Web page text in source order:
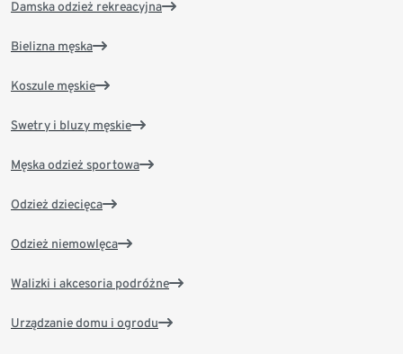
Damska odzież rekreacyjna
Bielizna męska
Koszule męskie
Swetry i bluzy męskie
Męska odzież sportowa
Odzież dziecięca
Odzież niemowlęca
Walizki i akcesoria podróżne
Urządzanie domu i ogrodu